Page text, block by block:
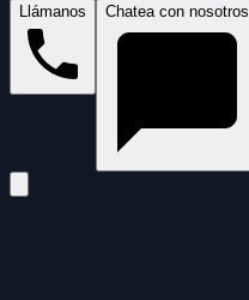
Llámanos Chatea con nosotros